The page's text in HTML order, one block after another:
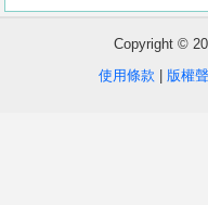
盤
Copyright ©
使用條款
版權